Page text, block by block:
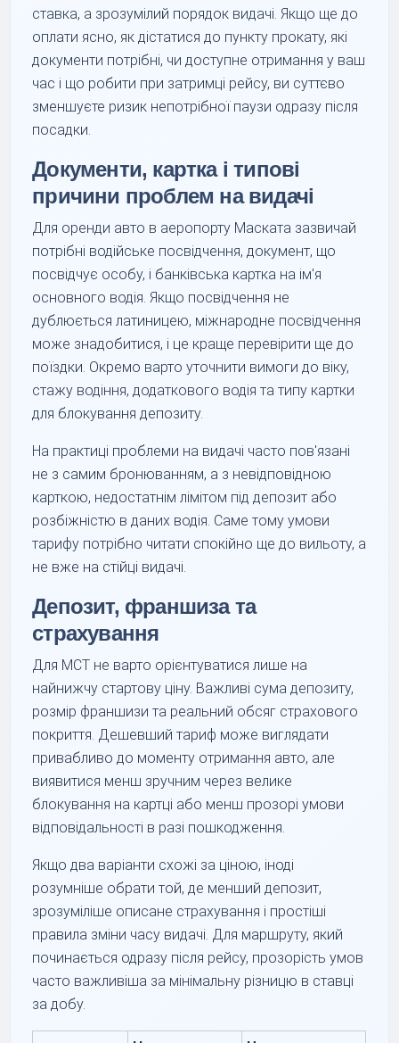
ставка, а зрозумілий порядок видачі. Якщо ще до
оплати ясно, як дістатися до пункту прокату, які
документи потрібні, чи доступне отримання у ваш
час і що робити при затримці рейсу, ви суттєво
зменшуєте ризик непотрібної паузи одразу після
посадки.
Документи, картка і типові
причини проблем на видачі
Для оренди авто в аеропорту Маската зазвичай
потрібні водійське посвідчення, документ, що
посвідчує особу, і банківська картка на ім'я
основного водія. Якщо посвідчення не
дублюється латиницею, міжнародне посвідчення
може знадобитися, і це краще перевірити ще до
поїздки. Окремо варто уточнити вимоги до віку,
стажу водіння, додаткового водія та типу картки
для блокування депозиту.
На практиці проблеми на видачі часто пов'язані
не з самим бронюванням, а з невідповідною
карткою, недостатнім лімітом під депозит або
розбіжністю в даних водія. Саме тому умови
тарифу потрібно читати спокійно ще до вильоту, а
не вже на стійці видачі.
Депозит, франшиза та
страхування
Для MCT не варто орієнтуватися лише на
найнижчу стартову ціну. Важливі сума депозиту,
розмір франшизи та реальний обсяг страхового
покриття. Дешевший тариф може виглядати
привабливо до моменту отримання авто, але
виявитися менш зручним через велике
блокування на картці або менш прозорі умови
відповідальності в разі пошкодження.
Якщо два варіанти схожі за ціною, іноді
розумніше обрати той, де менший депозит,
зрозуміліше описане страхування і простіші
правила зміни часу видачі. Для маршруту, який
починається одразу після рейсу, прозорість умов
часто важливіша за мінімальну різницю в ставці
за добу.